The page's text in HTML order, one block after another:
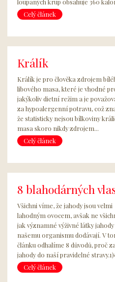
loupaných krup obsahuje 360
Celý článek
Králík
Králík je pro člověka zdrojem
libového masa, které je vhodné
jakýkoliv dietní režim a je
za hypoalergenní potravu, což
že statisticky nejsou bílkoviny
masa skoro nikdy zdrojem...
Celý článek
8 blahodárných
Všichni víme, že jahody jsou velmi
lahodným ovocem, avšak ne
jak významné výživné látky jahody
našemu organismu dodávají. V
článku odhalíme 8 důvodů, proč
jahody do naší pravidelné
Celý článek